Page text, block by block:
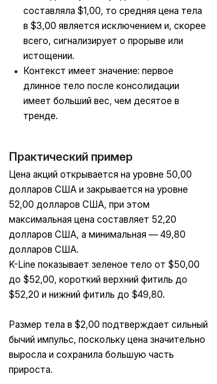
составляла $1,00, то средняя цена тела
в $3,00 является исключением и, скорее
всего, сигнализирует о прорыве или
истощении.
Контекст имеет значение: первое
длинное тело после консолидации
имеет больший вес, чем десятое в
тренде.
Практический пример
Цена акций открывается на уровне 50,00
долларов США и закрывается на уровне
52,00 долларов США, при этом
максимальная цена составляет 52,20
долларов США, а минимальная — 49,80
долларов США.
K-Line показывает зеленое тело от $50,00
до $52,00, короткий верхний фитиль до
$52,20 и нижний фитиль до $49,80.
Размер тела в $2,00 подтверждает сильный
бычий импульс, поскольку цена значительно
выросла и сохранила большую часть
прироста.